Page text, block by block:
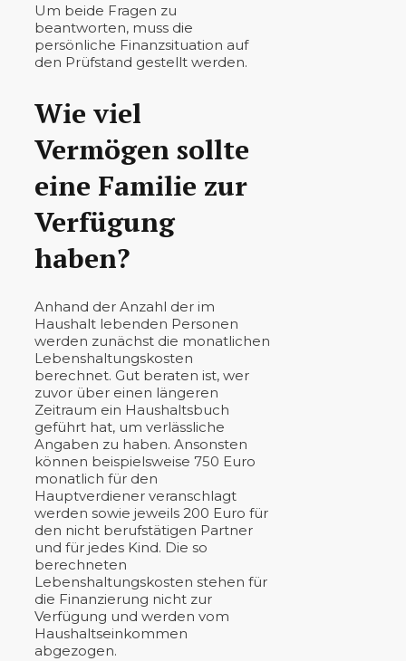
Um beide Fragen zu
beantworten, muss die
persönliche Finanzsituation auf
den Prüfstand gestellt werden.
Wie viel
Vermögen sollte
eine Familie zur
Verfügung
haben?
Anhand der Anzahl der im
Haushalt lebenden Personen
werden zunächst die monatlichen
Lebenshaltungskosten
berechnet. Gut beraten ist, wer
zuvor über einen längeren
Zeitraum ein Haushaltsbuch
geführt hat, um verlässliche
Angaben zu haben. Ansonsten
können beispielsweise 750 Euro
monatlich für den
Hauptverdiener veranschlagt
werden sowie jeweils 200 Euro für
den nicht berufstätigen Partner
und für jedes Kind. Die so
berechneten
Lebenshaltungskosten stehen für
die Finanzierung nicht zur
Verfügung und werden vom
Haushaltseinkommen
abgezogen.